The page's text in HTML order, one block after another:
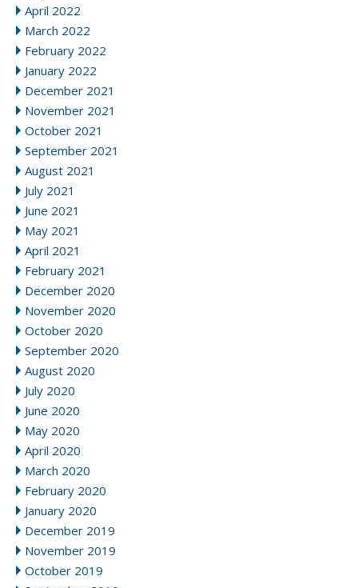
April 2022
March 2022
February 2022
January 2022
December 2021
November 2021
October 2021
September 2021
August 2021
July 2021
June 2021
May 2021
April 2021
February 2021
December 2020
November 2020
October 2020
September 2020
August 2020
July 2020
June 2020
May 2020
April 2020
March 2020
February 2020
January 2020
December 2019
November 2019
October 2019